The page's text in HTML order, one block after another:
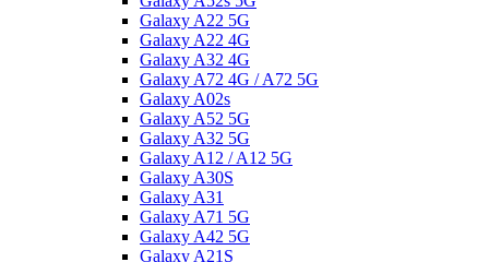
Galaxy A22 5G
Galaxy A22 4G
Galaxy A32 4G
Galaxy A72 4G / A72 5G
Galaxy A02s
Galaxy A52 5G
Galaxy A32 5G
Galaxy A12 / A12 5G
Galaxy A30S
Galaxy A31
Galaxy A71 5G
Galaxy A42 5G
Galaxy A21S